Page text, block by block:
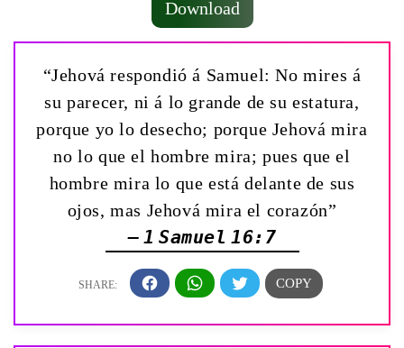
Download
“Jehová respondió á Samuel: No mires á
su parecer, ni á lo grande de su estatura,
porque yo lo desecho; porque Jehová mira
no lo que el hombre mira; pues que el
hombre mira lo que está delante de sus
ojos, mas Jehová mira el corazón”
— 1 Samuel 16:7